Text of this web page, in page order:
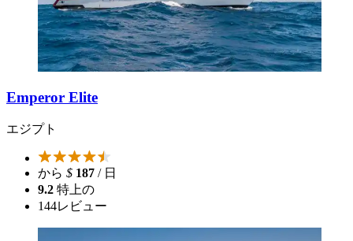
Emperor Elite
エジプト
から $ 187 / 日
9.2 特上の
144レビュー